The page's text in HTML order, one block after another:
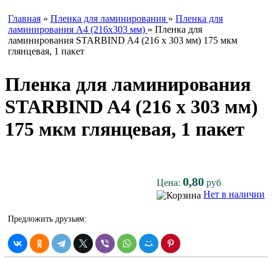
Главная » Пленка для ламинирования » Пленка для
ламинирования A4 (216х303 мм) » Пленка для
ламинирования STARBIND A4 (216 x 303 мм) 175 мкм
глянцевая, 1 пакет
Пленка для ламинирования
STARBIND A4 (216 x 303 мм)
175 мкм глянцевая, 1 пакет
Цена: 0,80 руб
Нет в наличии
Предложить друзьям: